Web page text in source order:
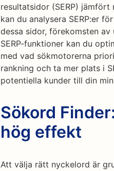
resultatsidor (SERP) jämfört
kan du analysera SERP:er
dessa sidor, förekomsten
SERP-funktioner kan du
med vad sökmotorerna
rankning och ta mer plats i
potentiella kunder till din
Sökord
hög effekt
Att välja rätt nyckelord är